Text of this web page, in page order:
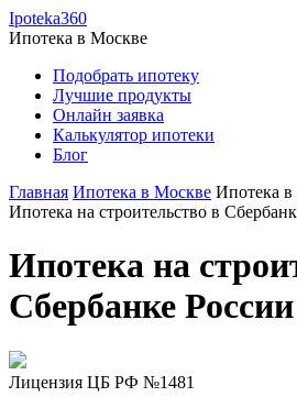
Ipoteka360
Ипотека в Москве
Подобрать ипотеку
Лучшие продукты
Онлайн заявка
Калькулятор ипотеки
Блог
Главная Ипотека в Москве Ипотека в
Ипотека на строительство в
Ипотека на
Сбербанке
Лицензия ЦБ РФ №1481